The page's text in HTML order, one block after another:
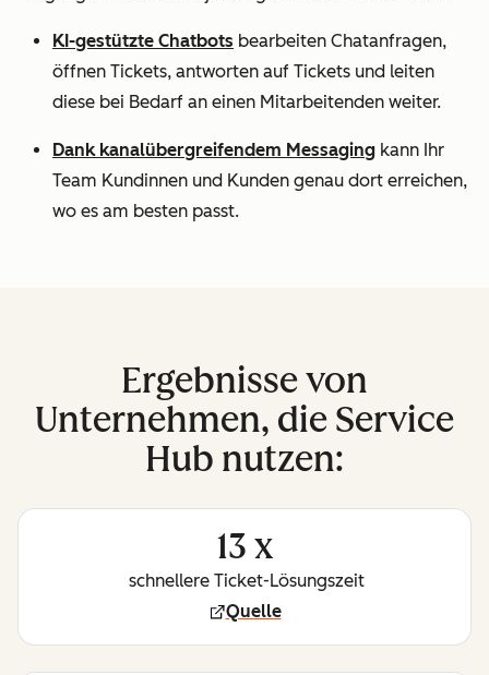
KI-gestützte Chatbots bearbeiten Chatanfragen,
öffnen Tickets, antworten auf Tickets und leiten
diese bei Bedarf an einen Mitarbeitenden weiter.
Dank kanalübergreifendem Messaging kann Ihr
Team Kundinnen und Kunden genau dort erreichen,
wo es am besten passt.
Ergebnisse von
Unternehmen, die Service
Hub nutzen:
13 x
schnellere Ticket-Lösungszeit
Quelle